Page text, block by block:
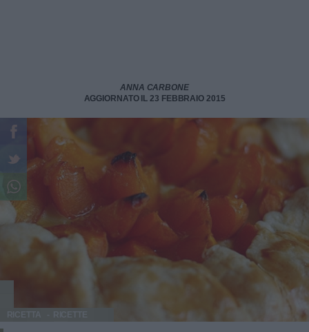
ANNA CARBONE
AGGIORNATO IL 23 FEBBRAIO 2015
RICETTA